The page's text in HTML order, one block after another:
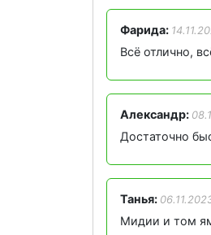
Фарида:
Всё отлично,
Александр:
Достаточно
Танья:
Мидии и том